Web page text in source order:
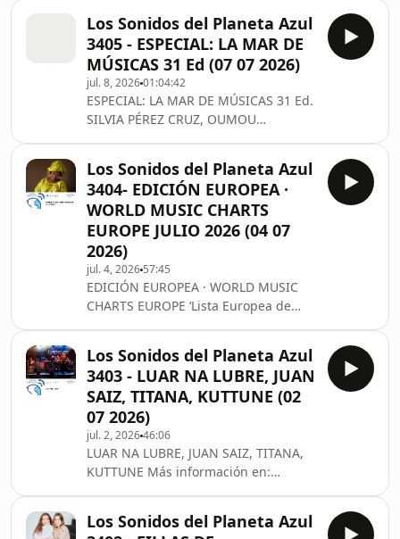
https://www.lossonidosdelplanetaazul.com/
Los Sonidos del Planeta Azul
3405 - ESPECIAL: LA MAR DE
MÚSICAS 31 Ed (07 07 2026)
jul. 8, 202601:04:42
ESPECIAL: LA MAR DE MÚSICAS 31 Ed.
SILVIA PÉREZ CRUZ, OUMOU
CUEVAS, RUBÉN BLADES, MACHAKA
Más información en:
https://www.lossonidosdelplanetaazul.com/
Los Sonidos del Planeta Azul
3404- EDICIÓN EUROPEA ·
WORLD MUSIC CHARTS
EUROPE JULIO 2026 (04 07
2026)
jul. 4, 2026 57:45
EDICIÓN EUROPEA · WORLD MUSIC
CHARTS EUROPE ‘Lista Europea de
SOBRA KOUYATÉ • SLAVYK • PAOLO
ANGELI & TENORE DE MURALES
ORGOSOLO • FATOUMATA DIAWARA •
YIDDISH GLORY • ANTTI PAALANEN •
THE KLEZMATICS • SONETOS DEL
AMOR OSCURO Más información en:
https://www.lossonidosdelplanetaazul.com/
Los Sonidos del Planeta Azul
3403 - LUAR NA LUBRE, JUAN
SAIZ, TITANA, KUTTUNE (02
07 2026)
jul. 2, 202646:06
LUAR NA LUBRE, JUAN SAIZ, TITANA,
KUTTUNE Más información en:
Los Sonidos del Planeta Azul